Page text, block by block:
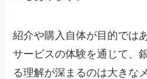
紹介や購入自体が目的では
サービスの体験を通じて、
る理解が深まるのは大きな